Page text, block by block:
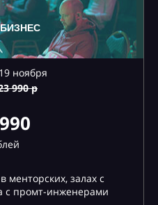
ноября
990 р
менторских, залах с
с промт-инженерами